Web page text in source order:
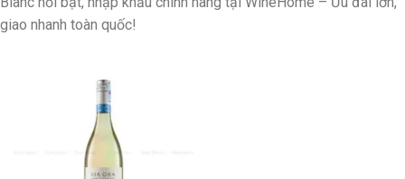
giao nhanh toàn quốc!